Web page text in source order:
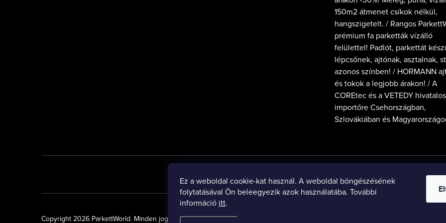
Ez a weboldal cookie-kat használ. A weboldal böngészésének
folytatásával Ön beleegyezik azok használatába. További
információ itt.
150m2 átmenet csíkok nélkül,
hangszigetelt. / Rangos
prémium fa parketták vízálló
felülettel! Padlót, parkettát
lépcsőnek, ajtónak, asztalnak,
azonos színben! / HORMANN
és tokok a legjobb árakon! / A
COREtec és a VETEDY hivatalos
importőre Csehországban,
Szlovákiában és
Copyright 2026 ParkettWorld. Minden jog fenntartva.